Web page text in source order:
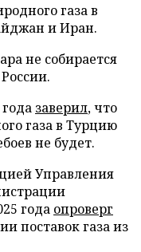
газа в
и Иран.
не собирается
заверил, что
газа в Турцию
не будет.
Управления
года опроверг
поставок газа из